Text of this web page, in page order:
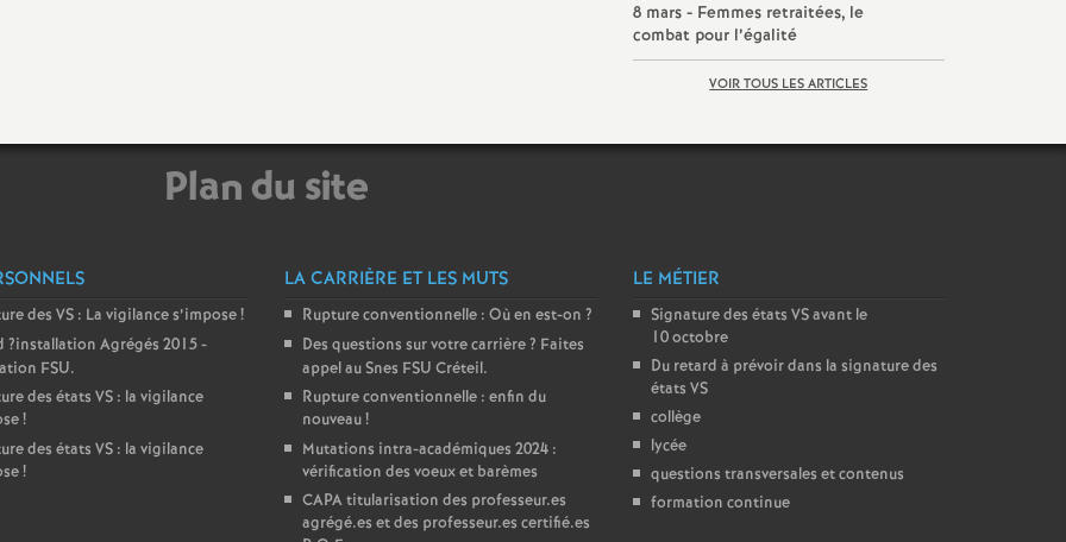
8 mars - Femmes retraitées, le
combat pour l’égalité
VOIR TOUS LES ARTICLES
Plan du site
des VS: La vigilance s’impose!
?installation Agrégés 2015 -
FSU.
des états VS: la vigilance
!
des états VS: la vigilance
!
LA CARRIÈRE ET LES MUTS
Rupture conventionnelle : Où en est-on ?
Des questions sur votre carrière? Faites
appel au Snes FSU Créteil.
Rupture conventionnelle : enfin du
nouveau!
Mutations intra-académiques 2024 :
vérification des voeux et barèmes
CAPAtitularisation des professeur.es
agrégé.es et des professeur.es certifié.es
LE MÉTIER
Signature des états VSavant le
10 octobre
Du retard à prévoir dans la signature des
états VS
collège
lycée
questions transversales et contenus
formation continue